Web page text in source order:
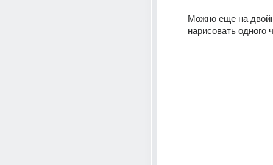
Можно еще на
нарисовать одного